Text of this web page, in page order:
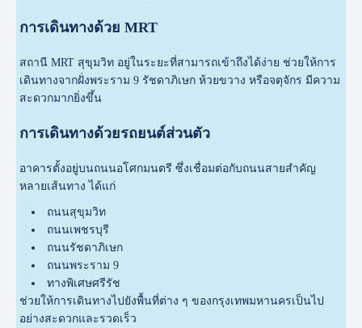
การเดินทางด้วย MRT
สถานี MRT สุขุมวิท อยู่ในระยะที่สามารถเข้าถึงได้ง่าย ช่วยให้การ
เดินทางจากฝั่งพระราม 9 รัชดาภิเษก ห้วยขวาง หรือจตุจักร มีความ
สะดวกมากยิ่งขึ้น
การเดินทางด้วยรถยนต์ส่วนตัว
อาคารตั้งอยู่บนถนนอโศกมนตรี ซึ่งเชื่อมต่อกับถนนสายสำคัญ
หลายเส้นทาง ได้แก่
ถนนสุขุมวิท
ถนนเพชรบุรี
ถนนรัชดาภิเษก
ถนนพระราม 9
ทางพิเศษศรีรัช
ช่วยให้การเดินทางไปยังพื้นที่ต่าง ๆ ของกรุงเทพมหานครเป็นไป
อย่างสะดวกและรวดเร็ว